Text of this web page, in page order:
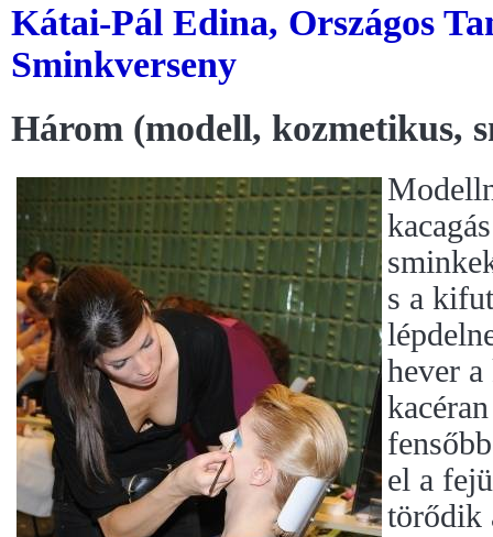
Kátai-Pál Edina, Országos
Sminkverseny
Három (modell, kozmetikus,
s a
hever
el a
törődik